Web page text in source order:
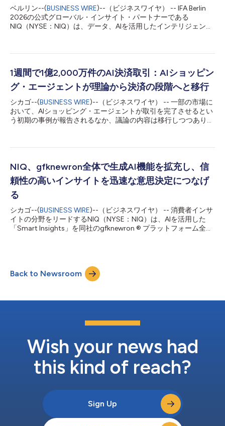
ベルリン--(BUSINESS WIRE)--（ビジネスワイヤ） -- IFA Berlin
2026の公式グローバル・インサイト・パートナーである
NIQ（NYSE：NIQ）は、データ、AIを活用したインテリジェン
形づくる上で引き続き主導的な役割を果たします。経営幹部によ
リジェンス、顧客との戦略的な交流（IFAリテール・リーダー
ズ・サミット、第4回NIQ Business Breakfast、中小企業（SMB）
に特化したイベントへの参加を含む）を通じて、NIQは市場の急
速な変化を、グローバルなテクノロジー・エコシステムにとって
具体的な行動に結び付けられる機会へと転換できるよう支援しま
す。 今年のIFAのテーマ「The Future Is Now（未来は今）」の
下、NIQは、AIを活用したイノベーションや買い物客の期待の変
1週間で1億2,000万件のAI決済取引：AIショッピン
グ・エージェントが理論から決済の段階へと移行
シカゴ--(BUSINESS WIRE)--（ビジネスワイヤ） -- 一部の市場に
おいて、AIショッピング・エージェントが取引を完了させるとい
う初期の事例が報告されるなか、議論の内容は移行しつつありま
Commerce Revolution: Where East Meets West（コマース革
階から日常的なインフラへと移行しつつあることを示唆していま
す。アント・グループによると、Alipay AI Payは2026年2月5日
から11日までの1週間で、1億2,000万件以上の取引を処理してい
ます。一方、Adobe Analyticsは、2024年7月から2025年2月に
かけて、生成AIによる米国小売ウェブサイトへのトラフィックが
1,200％増加したと報告しています。 これは、小売業界の軸足が
東洋に移行したというエビデンスを踏まえた、ニールセンIQによ
る世界的なコマースの変遷に関する年次中間レポートの第2弾で
NIQ、gfknewron全体で生成AI機能を拡充し、信
頼性の高いインサイトを迅速な意思決定につなげ
る
シカゴ--(BUSINESS WIRE)--（ビジネスワイヤ） -- 消費者インサ
イトの分野をリードするNIQ（NYSE：NIQ）は、AIを活用した
「Smart Insights」を同社のgfknewron ® プラットフォーム全体
迅速に変換することを可能にします。 今回の機能強化により、
ユーザーはトレンド、機会、パフォーマンスの要因をより迅速に
把握できるようになり、大規模なデータセットの分析にかかる時
ることができます。 ブランドや小売業者は、日々変化する消費
まるなか、ますます増加するデータセットから有意義なインサイ
トを引き出す能力が、重要な競争優位性となっています。AIの効
Smart Insightsは、企業にとって重要なトレンド、機会...
Back to Newsroom
Wish your news had
this kind of reach?
Sign Up